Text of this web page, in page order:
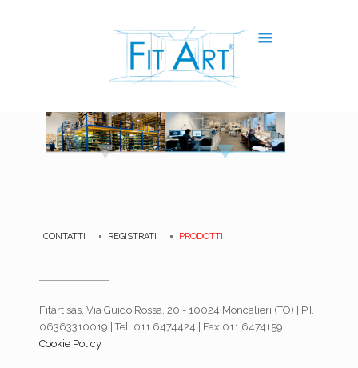
CONTATTI REGISTRATI PRODOTTI
Fitart sas, Via Guido Rossa, 20 - 10024 Moncalieri (TO) | P.I.
06363310019 | Tel. 011.6474424 | Fax 011.6474159
Cookie Policy